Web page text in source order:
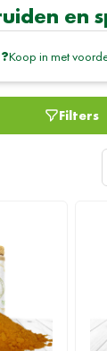
en
Koop in met
Filters